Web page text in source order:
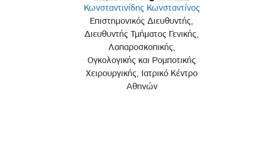
Ειδική Ετήσια Έκθεση
Κωνσταντινίδης Κωνσταντίνος
Επιστημονικός Διευθυντής,
Διευθυντής Τμήματος Γενικής,
Λαπαροσκοπικής,
Ογκολογικής και Ρομποτικής
Χειρουργικής, Ιατρικό Κέντρο
Αθηνών